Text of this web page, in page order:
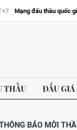
Mạng đấu thầu quốc
THẦU ĐẤU GIÁ
BÁO MỜI